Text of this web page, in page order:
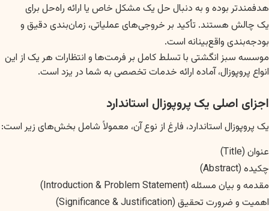
هدفمندتر بوده و به دنبال حل یک مشکل خاص یا ارائه راه‌حل برای
یک چالش هستند. تأکید بر خروجی‌های عملیاتی، زمان‌بندی دقیق و
بودجه‌بندی واقع‌بینانه است.
موسسه سبز انگشتی با تسلط کامل بر فرمت‌ها و انتظارات هر یک از این
انواع پروپوزال، آماده ارائه خدمات تخصصی به شما در یزد است.
اجزای اصلی یک پروپوزال استاندارد
یک پروپوزال استاندارد، فارغ از نوع آن، معمولاً شامل بخش‌های زیر است:
عنوان (Title)
چکیده (Abstract)
مقدمه و بیان مسئله (Introduction & Problem Statement)
اهمیت و ضرورت تحقیق (Significance & Justification)